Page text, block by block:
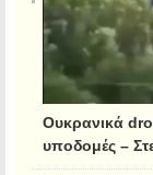
Ουκρανικά
υποδομές –